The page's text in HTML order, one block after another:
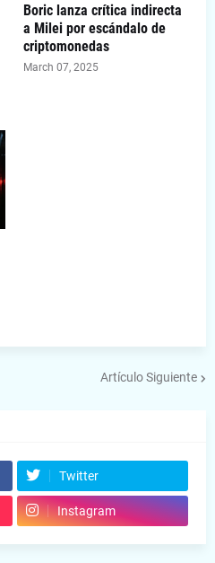
Boric lanza crítica indirecta
a Milei por escándalo de
criptomonedas
March 07, 2025
Artículo Siguiente
Twitter
Instagram